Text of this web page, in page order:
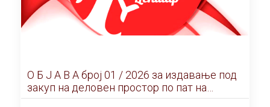
О Б Ј А В А брoj 01 / 2026 за издавање под
закуп на деловен простор по пат на
ЕЛЕКТРОНСКО ЈАВНО НАДДАВАЊЕ